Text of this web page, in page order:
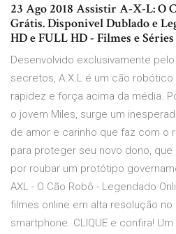
23 Ago 2018 Assistir A-X-L: O
Grátis. Disponivel Dublado e
HD e FULL HD - Filmes e
Desenvolvido exclusivamente
secretos, A.X.L é um cão
rapidez e força acima da média.
o jovem Miles, surge um
de amor e carinho que faz com o
para proteger seu novo dono,
por roubar um protótipo
AXL - O Cão Robô - Legendado
filmes online em alta resolução
smartphone. CLIQUE e confira!